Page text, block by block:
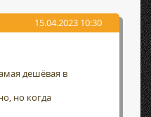
15.04.2023 10:30
дешёвая в
но когда